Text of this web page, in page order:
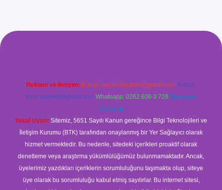
Reklam ve İletişim: E-mail: backlinkpaneli@gmail.com Teams:
forumhizmeti@gmail.com Whatsapp: 0262 606 0 726 Telegram:
@karabul
Yasal Uyarı: Sitemiz, 5651 Sayılı Kanun gereğince Bilgi Teknolojileri ve
İletişim Kurumu (BTK) tarafından onaylanmış bir Yer Sağlayıcı olarak
hizmet vermektedir. Bu nedenle, sitedeki içerikleri proaktif olarak
denetleme veya araştırma yükümlülüğümüz bulunmamaktadır. Ancak,
üyelerimiz yazdıkları içeriklerin sorumluluğunu taşımakta olup, siteye
üye olarak bu sorumluluğu kabul etmiş sayılırlar. Bu internet sitesi,